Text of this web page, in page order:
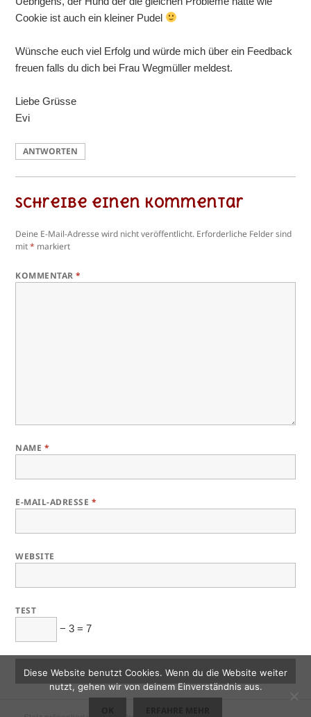
Cookie ist auch ein kleiner Pudel
Wünsche euch viel Erfolg und würde mich über ein Feedback
freuen falls du dich bei Frau Wegmüller meldest.
Liebe Grüsse
Evi
ANTWORTEN
Schreibe einen Kommentar
Deine E-Mail-Adresse wird nicht veröffentlicht. Erforderliche Felder sind
mit* markiert
KOMMENTAR*
NAME *
E-MAIL-ADRESSE *
WEBSITE
TEST
− 3 = 7
Diese Website benutzt Cookies. Wenn du die Website weiter
nutzt, gehen wir von deinem Einverständnis aus.